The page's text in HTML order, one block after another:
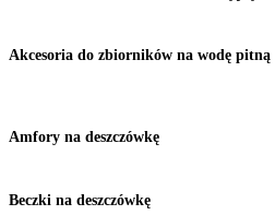
Akcesoria do zbiorników na wodę pitną
Amfory na deszczówkę
Beczki na deszczówkę